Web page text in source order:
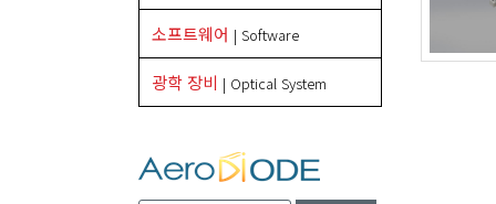
소프트웨어 | Software
광학 장비 | Optical System